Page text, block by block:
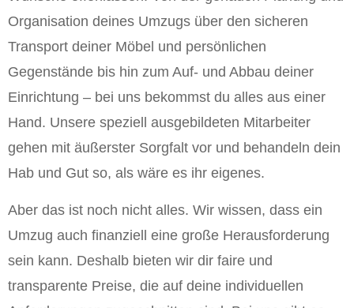
Organisation deines Umzugs über den sicheren
Transport deiner Möbel und persönlichen
Gegenstände bis hin zum Auf- und Abbau deiner
Einrichtung – bei uns bekommst du alles aus einer
Hand. Unsere speziell ausgebildeten Mitarbeiter
gehen mit äußerster Sorgfalt vor und behandeln dein
Hab und Gut so, als wäre es ihr eigenes.
Aber das ist noch nicht alles. Wir wissen, dass ein
Umzug auch finanziell eine große Herausforderung
sein kann. Deshalb bieten wir dir faire und
transparente Preise, die auf deine individuellen